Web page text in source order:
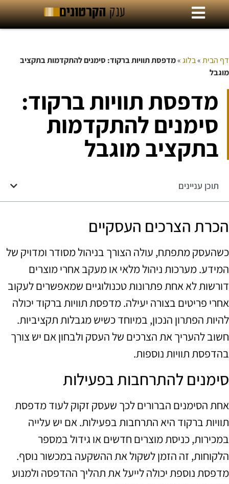
דף הבית»בלוג»מדפסת תוויות ברקוד: סימנים להתקדמות בתקציב
מוגבל
מדפסת תוויות ברקוד:
סימנים להתקדמות
בתקציב מוגבל
תוכן עניינים
הכרת הצרכים העסקיים
כשהעסק מתפתח, עולה הצורך בניהול מסודר ומדויק של
המידע. מערכות ניהול מלאי או מעקב אחרי מוצרים
דורשות לא אחת פתרונות טכנולוגיים שמאפשרים לעקוב
אחרי פריטים בצורה יעילה. מדפסת תוויות ברקוד יכולה
להיות הפתרון הנכון, במיוחד כשיש מגבלות תקציביות.
חשוב להעריך את הצרכים של העסק ולבחון אם יש צורך
בהדפסת תוויות נוספות.
סימנים להתרחבות בפעילות
אחת הסימנים הברורים לכך שעסק זקוק לעוד מדפסת
תוויות ברקוד היא התרחבות בפעילות. אם יש עלייה
במכירות, כניסת מוצרים חדשים או גידול במספר
הלקוחות, זה הזמן לשקול את ההשקעה במכשור נוסף.
מדפסת נוספת יכולה לייעל את תהליך ההדפסה ולמנוע